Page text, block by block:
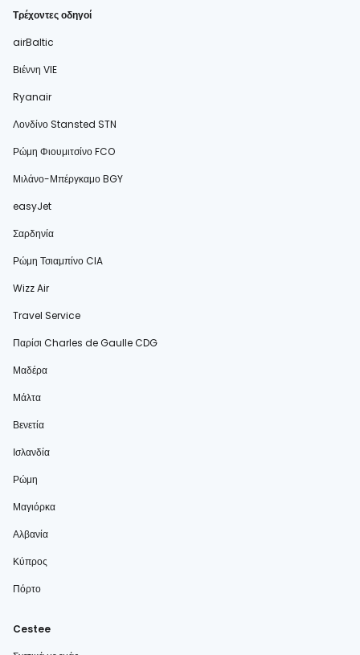
Τρέχοντες οδηγοί
airBaltic
Βιέννη VIE
Ryanair
Λονδίνο Stansted STN
Ρώμη Φιουμιτσίνο FCO
Μιλάνο-Μπέργκαμο BGY
easyJet
Σαρδηνία
Ρώμη Τσιαμπίνο CIA
Wizz Air
Travel Service
Παρίσι Charles de Gaulle CDG
Μαδέρα
Μάλτα
Βενετία
Ισλανδία
Ρώμη
Μαγιόρκα
Αλβανία
Κύπρος
Πόρτο
Cestee